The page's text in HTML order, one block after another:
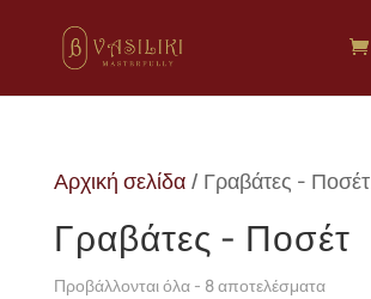
Αρχική σελίδα/ Γραβάτες - Ποσέτ
Γραβάτες - Ποσέτ
Προβάλλονται όλα - 8 αποτελέσματα